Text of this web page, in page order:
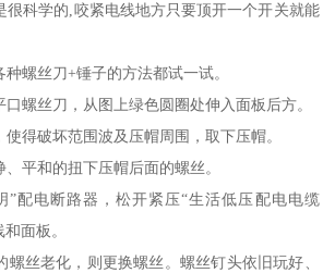
很科学的,咬紧电线地方只要顶开一个开关就能
螺丝刀+锤子的方法都试一试。
螺丝刀，从图上绿色圆圈处伸入面板后方。
得破坏范围波及压帽周围，取下压帽。
平和的扭下压帽后面的螺丝。
”配电断路器，松开紧压“生活低压配电电缆
面板。
螺丝老化，则更换螺丝。螺丝钉头依旧玩好、